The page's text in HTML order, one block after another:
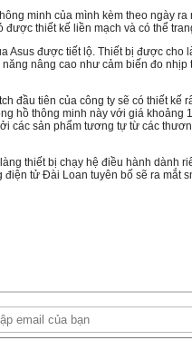
minh của mình kèm theo ngày ra
thiết kế liền mạch và có thể
Asus được tiết lộ. Thiết bị được cho
nâng cao như cảm biến đo nhịp
đầu tiên của công ty sẽ có thiết kế
hồ thông minh này với giá khoảng
các sản phẩm tương tự từ các
thiết bị chạy hệ điều hành dành
điện tử Đài Loan tuyên bố sẽ ra mắt